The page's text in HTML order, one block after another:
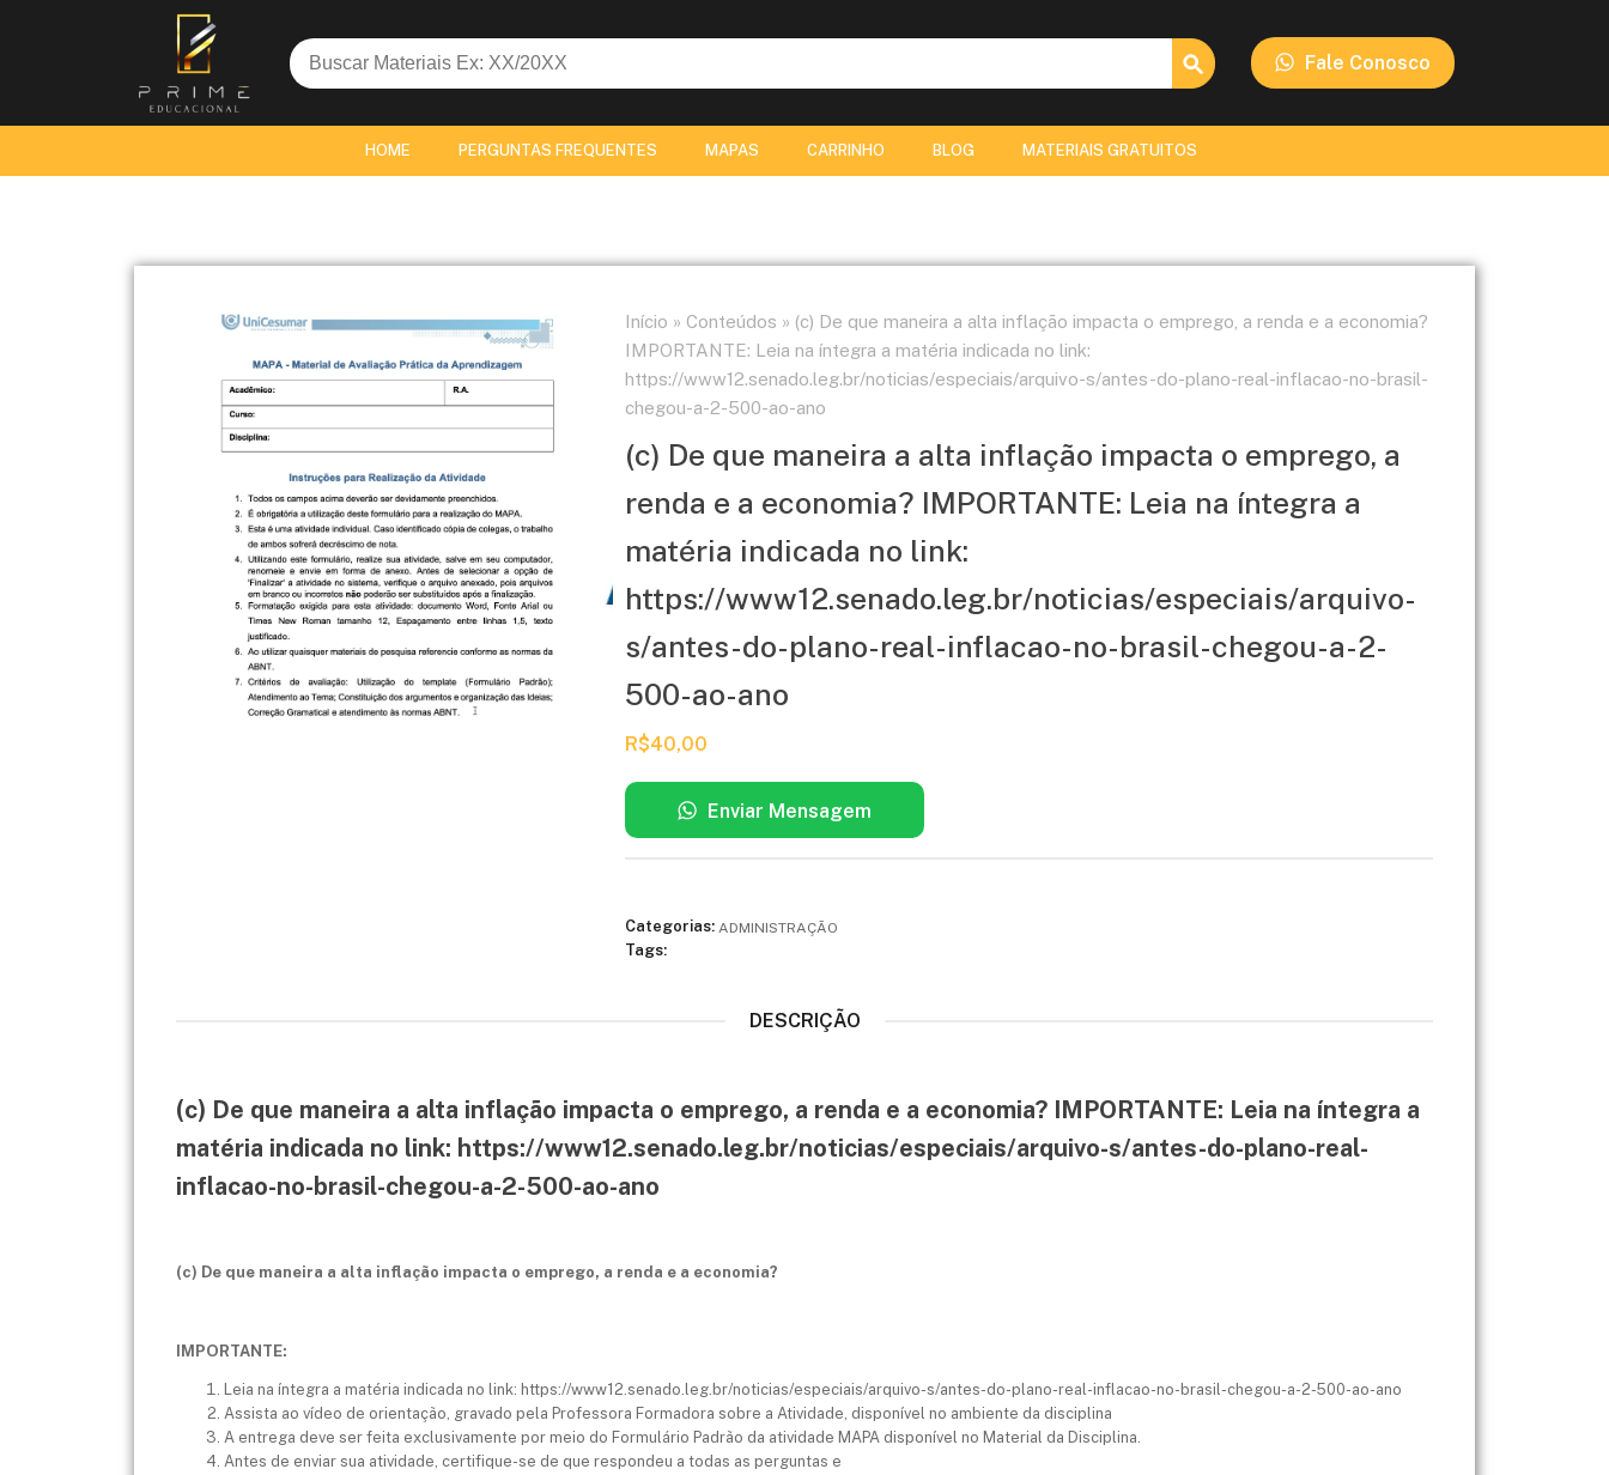
Search
for:
Search Button
Fale Conosco
HOME PERGUNTAS FREQUENTES MAPAS CARRINHO BLOG MATERIAIS GRATUITOS
Início » Conteúdos » (c) De que maneira a alta inflação impacta o emprego, a renda e a economia?
IMPORTANTE: Leia na íntegra a matéria indicada no link:
https://www12.senado.leg.br/noticias/especiais/arquivo-s/antes-do-plano-real-inflacao-no-brasil-
chegou-a-2-500-ao-ano
(c) De que maneira a alta inflação impacta o emprego, a
renda e a economia? IMPORTANTE: Leia na íntegra a
matéria indicada no link:
https://www12.senado.leg.br/noticias/especiais/arquivo-
s/antes-do-plano-real-inflacao-no-brasil-chegou-a-2-
500-ao-ano
R$40,00
Enviar Mensagem
Categorias: ADMINISTRAÇÃO
Tags:
DESCRIÇÃO
(c) De que maneira a alta inflação impacta o emprego, a renda e a economia? IMPORTANTE: Leia na íntegra a
matéria indicada no link: https://www12.senado.leg.br/noticias/especiais/arquivo-s/antes-do-plano-real-
inflacao-no-brasil-chegou-a-2-500-ao-ano
(c) De que maneira a alta inflação impacta o emprego, a renda e a economia?
IMPORTANTE:
Leia na íntegra a matéria indicada no link: https://www12.senado.leg.br/noticias/especiais/arquivo-s/antes-do-plano-real-inflacao-no-brasil-chegou-a-2-500-ao-ano
Assista ao vídeo de orientação, gravado pela Professora Formadora sobre a Atividade, disponível no ambiente da disciplina
A entrega deve ser feita exclusivamente por meio do Formulário Padrão da atividade MAPA disponível no Material da Disciplina.
Antes de enviar sua atividade, certifique-se de que respondeu a todas as perguntas e